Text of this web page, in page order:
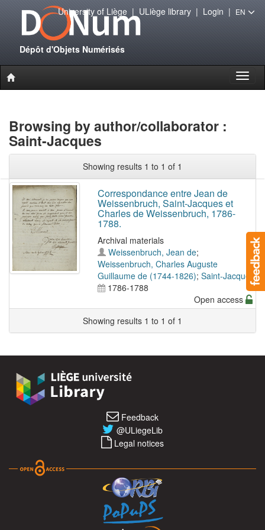
Dépôt d'Objets Numérisés
University of Liège| ULiège library| Login | EN
Browsing by author/collaborator :
Saint-Jacques
Showing results 1 to 1 of 1
Correspondance entre Jean de
Weissenbruch, Saint-Jacques et
Charles de Weissenbruch, 1786-
1788.
Archival materials
Weissenbruch, Jean de;
Weissenbruch, Charles Auguste
Guillaume de (1744-1826); Saint-Jacques
1786-1788
Open access
Showing results 1 to 1 of 1
Feedback
@ULiegeLib
Legal notices